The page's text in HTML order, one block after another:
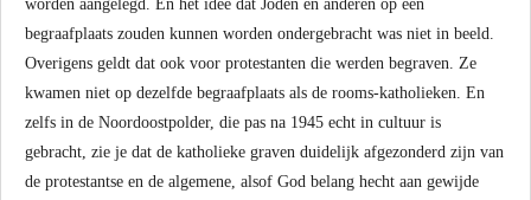
worden aangelegd. En het idee dat Joden en anderen op één
begraafplaats zouden kunnen worden ondergebracht was niet in beeld.
Overigens geldt dat ook voor protestanten die werden begraven. Ze
kwamen niet op dezelfde begraafplaats als de rooms-katholieken. En
zelfs in de Noordoostpolder, die pas na 1945 echt in cultuur is
gebracht, zie je dat de katholieke graven duidelijk afgezonderd zijn van
de protestantse en de algemene, alsof God belang hecht aan gewijde